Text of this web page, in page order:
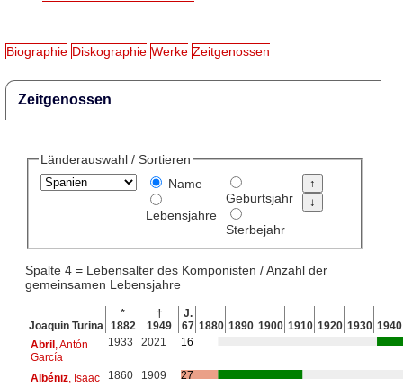
Biographie Diskographie Werke Zeitgenossen
Zeitgenossen
Länderauswahl / Sortieren
Name
Lebensjahre
Geburtsjahr
Sterbejahr
Spalte 4 = Lebensalter des Komponisten / Anzahl der
gemeinsamen Lebensjahre
Joaquin Turina
*
1882
†
1949
J.
67 1880 1890 1900 1910 1920 1930 1940
Abril, Antón
García
1933 2021 16
Albéniz, Isaac 1860 1909
27